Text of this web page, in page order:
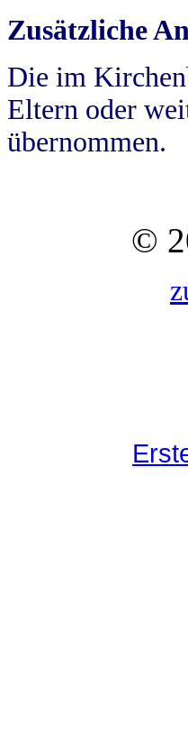
Zusätzliche
Die im
Eltern oder
übernommen.
©